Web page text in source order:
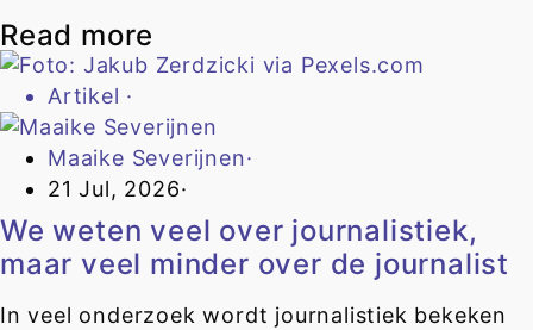
Read more
Artikel ·
Maaike Severijnen·
21 Jul, 2026·
We weten veel over journalistiek,
maar veel minder over de journalist
In veel onderzoek wordt journalistiek bekeken